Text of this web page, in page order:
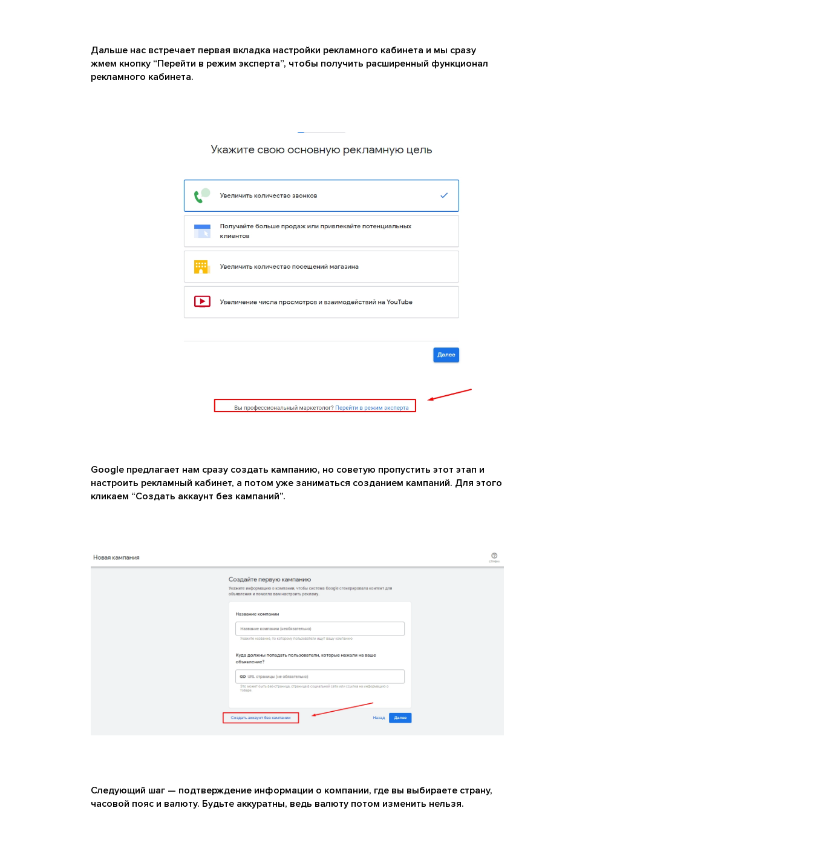
Дальше нас встречает первая вкладка настройки рекламного кабинета и мы сразу
жмем кнопку “Перейти в режим эксперта”, чтобы получить расширенный функционал
рекламного кабинета.
Google предлагает нам сразу создать кампанию, но советую пропустить этот этап и
настроить рекламный кабинет, а потом уже заниматься созданием кампаний. Для этого
кликаем “Создать аккаунт без кампаний”.
Следующий шаг — подтверждение информации о компании, где вы выбираете страну,
часовой пояс и валюту. Будьте аккуратны, ведь валюту потом изменить нельзя.